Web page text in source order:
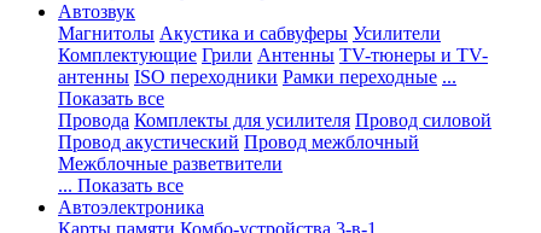
Автозвук
Магнитолы Акустика и сабвуферы Усилители
Комплектующие Грили Антенны TV-тюнеры и TV-
антенны ISO переходники Рамки переходные ...
Показать все
Провода Комплекты для усилителя Провод силовой
Провод акустический Провод межблочный
Межблочные разветвители
... Показать все
Автоэлектроника
Карты памяти Комбо-устройства 3-в-1